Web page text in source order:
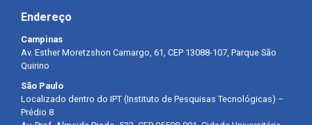
Endereço
Campinas
Av. Esther Moretzshon Camargo, 61, CEP 13088-107, Parque São
Quirino
São Paulo
Localizado dentro do IPT (Instituto de Pesquisas Tecnológicas) –
Prédio 8